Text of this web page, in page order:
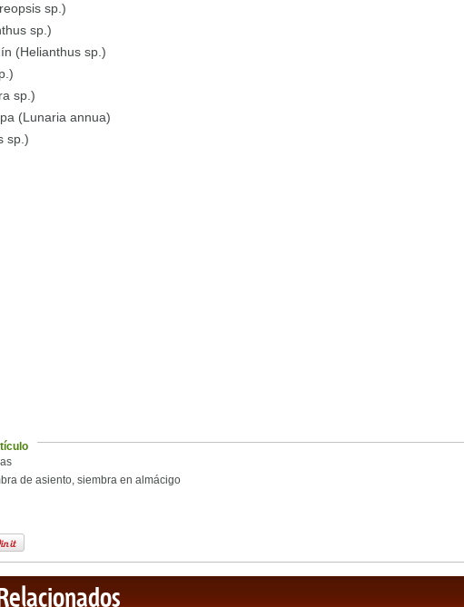
sp.)
sp.)
(Helianthus sp.)
sp.)
(Lunaria annua)
sp.)
de asiento, siembra en almácigo